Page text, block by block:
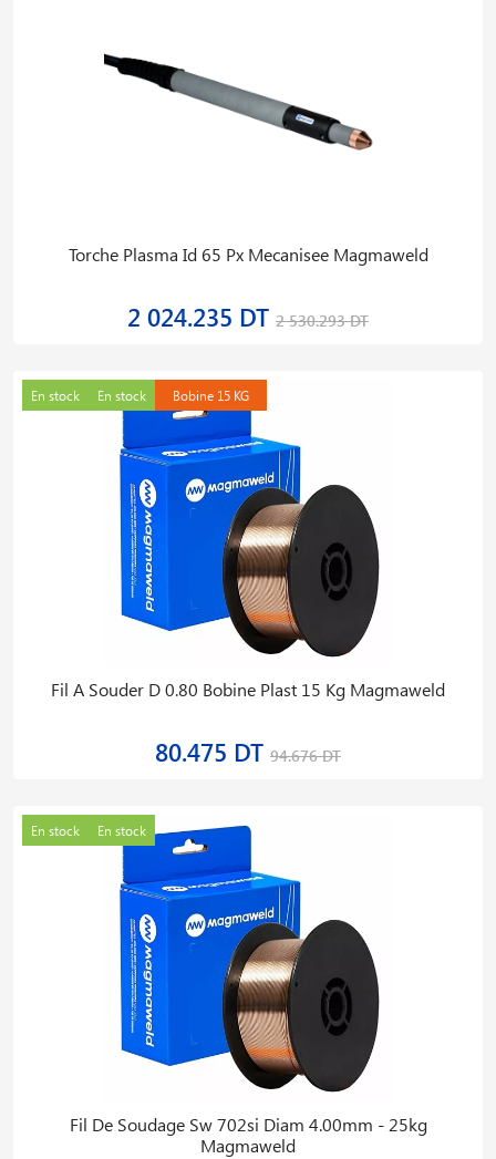
Torche Plasma Id 65 Px Mecanisee Magmaweld
2 024.235 DT 2 530.293 DT
En stock En stock Bobine 15 KG
Fil A Souder D 0.80 Bobine Plast 15 Kg Magmaweld
80.475 DT 94.676 DT
En stock En stock
Fil De Soudage Sw 702si Diam 4.00mm - 25kg
Magmaweld